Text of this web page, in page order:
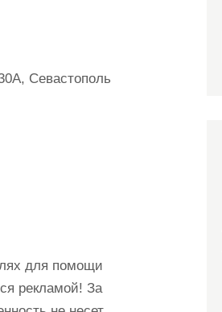
Севастополь
для помощи
рекламой! За